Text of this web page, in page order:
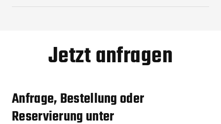
Jetzt anfragen
Anfrage, Bestellung oder
Reservierung unter